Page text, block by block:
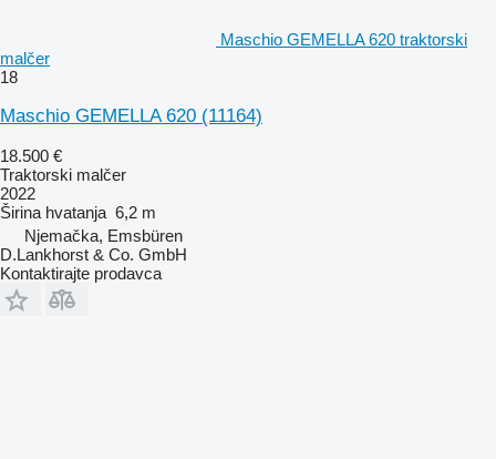
Maschio GEMELLA 620 traktorski
malčer
18
Maschio GEMELLA 620 (11164)
18.500 €
Traktorski malčer
2022
Širina hvatanja 6,2 m
Njemačka, Emsbüren
D.Lankhorst & Co. GmbH
Kontaktirajte prodavca